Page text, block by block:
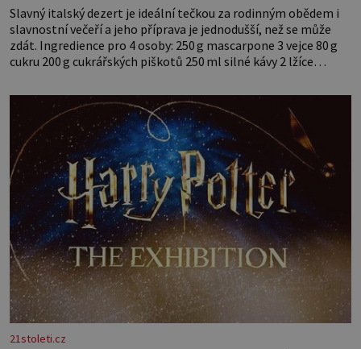
Slavný italský dezert je ideální tečkou za rodinným obědem i
slavnostní večeří a jeho příprava je jednodušší, než se může
zdát. Ingredience pro 4 osoby: 250 g mascarpone 3 vejce 80 g
cukru 200 g cukrářských piškotů 250 ml silné kávy 2 lžíce
Žloutky vyšlehejte s cukrem do světlé pěny a postupně do nich
vmíchejte mascarpone, aby vznikl hladký
21stoleti.cz